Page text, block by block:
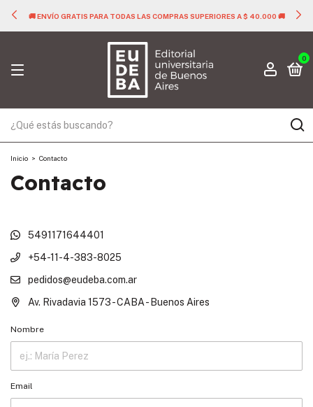
🚚 ENVÍO GRATIS PARA TODAS LAS COMPRAS SUPERIORES A $ 40.000 🚚
0
Inicio > Contacto
Contacto
5491171644401
+54-11-4-383-8025
pedidos@eudeba.com.ar
Av. Rivadavia 1573 - CABA - Buenos Aires
Nombre
Email